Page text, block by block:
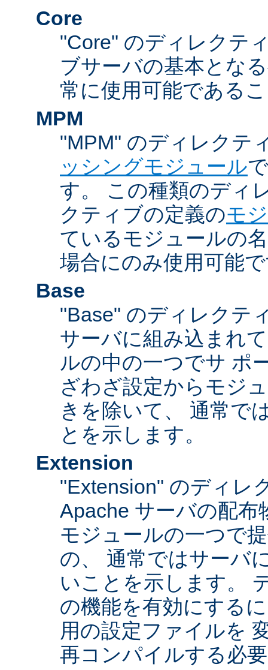
Core
"Core" のディレクテ
ブサーバの基本とな
常に使用可能である
MPM
"MPM" のディレクテ
ッシングモジュール
す。 この種類のディ
クティブの定義のモ
ているモジュールの
場合にのみ使用可能
Base
"Base" のディレクテ
サーバに組み込まれ
ルの中の一つでサ ポ
ざわざ設定からモジ
きを除いて、 通常で
とを示します。
Extension
"Extension" のディレ
Apache サーバの配布
モジュールの一つで
の、 通常ではサーバ
いことを示します。
の機能を有効にする
用の設定ファイルを
再コンパイルする必